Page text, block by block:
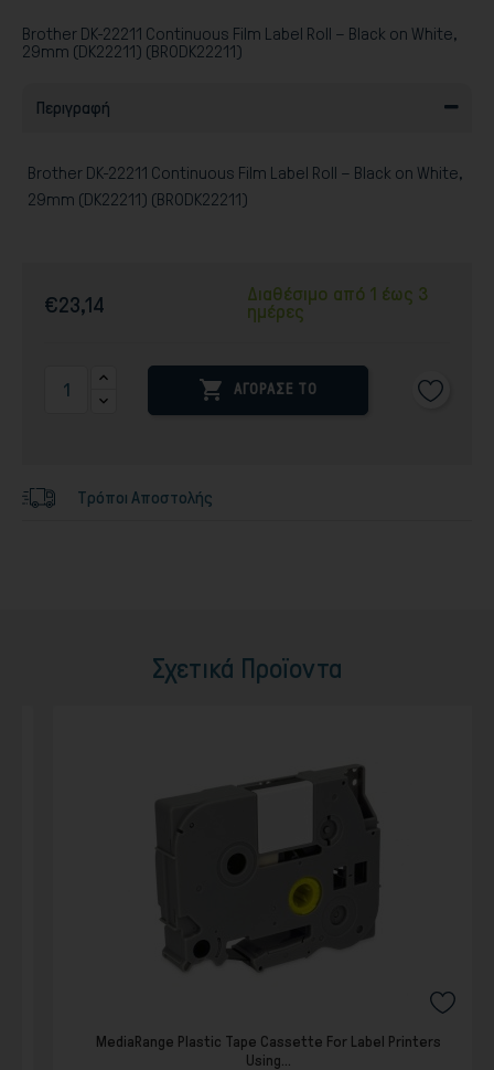
Brother DK-22211 Continuous Film Label Roll – Black on White,
29mm (DK22211) (BRODK22211)
Περιγραφή
Brother DK-22211 Continuous Film Label Roll – Black on White,
29mm (DK22211) (BRODK22211)
€23,14
Διαθέσιμο από 1 έως 3
ημέρες
 ΑΓΟΡΑΣΕ ΤΟ
Τρόποι Αποστολής
Σχετικά Προϊοντα
MediaRange Plastic Tape Cassette For Label Printers
Using...